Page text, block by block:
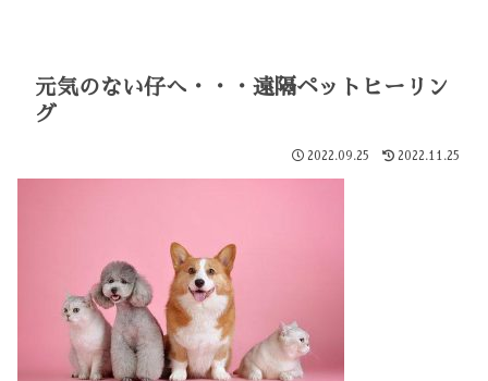
元気のない仔へ・・・遠隔ペットヒーリン
グ
2022.09.25 2022.11.25